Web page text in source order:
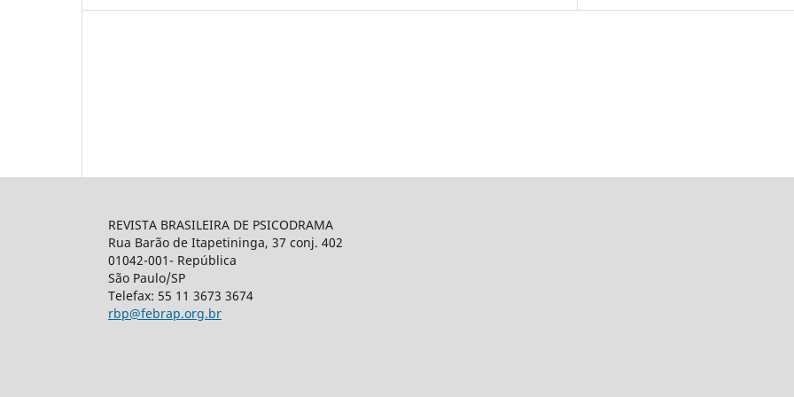
REVISTA BRASILEIRA DE PSICODRAMA
Rua Barão de Itapetininga, 37 conj. 402
01042-001- República
São Paulo/SP
Telefax: 55 11 3673 3674
rbp@febrap.org.br